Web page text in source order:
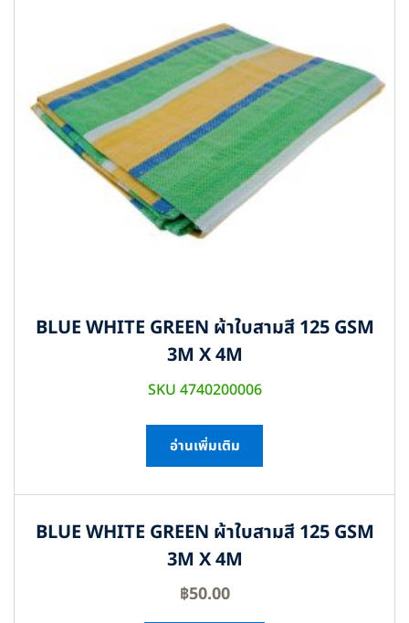
BLUE WHITE GREEN ผ้าใบสามสี 125 GSM
3M X 4M
SKU 4740200006
อ่านเพิ่มเติม
BLUE WHITE GREEN ผ้าใบสามสี 125 GSM
3M X 4M
฿50.00